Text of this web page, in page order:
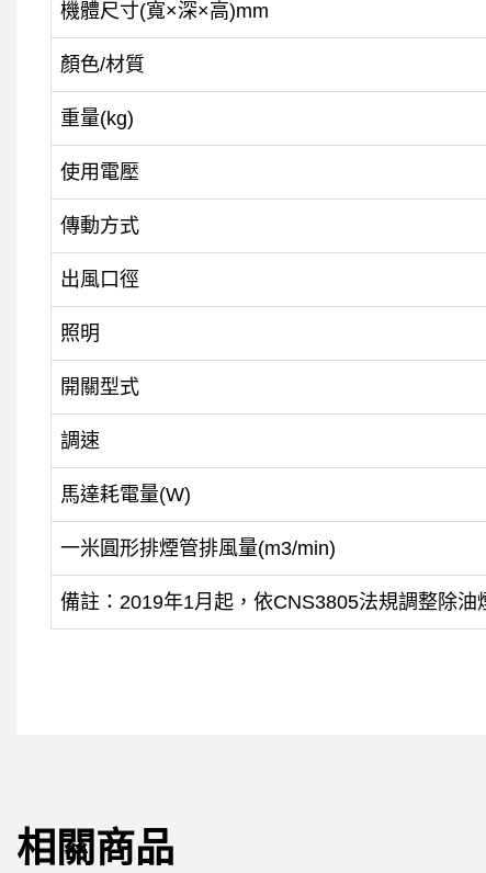
機體尺寸(寬×深×高)mm
顏色/材質
重量(kg)
使用電壓
傳動方式
出風口徑
照明
開關型式
調速
馬達耗電量(W)
一米圓形排煙管排風量(m3/min)
備註：2019年1月起，依CNS3805法規調整除油
相關商品